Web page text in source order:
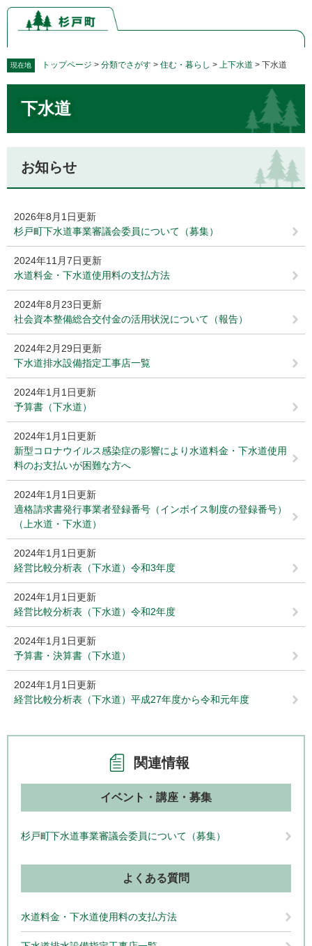
ペ
の
メ
ー
現在地 トップページ > 分類でさがす > 住む・暮らし > 上下水道 > 下水道
下水道
お知らせ
2026年8月1日更新
杉戸町下水道事業審議会委員について（募集）
2024年11月7日更新
水道料金・下水道使用料の支払方法
2024年8月23日更新
社会資本整備総合交付金の活用状況について（報告）
2024年2月29日更新
下水道排水設備指定工事店一覧
2024年1月1日更新
予算書（下水道）
2024年1月1日更新
新型コロナウイルス感染症の影響により水道料金・下水道使用
料のお支払いが困難な方へ
2024年1月1日更新
適格請求書発行事業者登録番号（インボイス制度の登録番号）
（上水道・下水道）
2024年1月1日更新
経営比較分析表（下水道）令和3年度
2024年1月1日更新
経営比較分析表（下水道）令和2年度
2024年1月1日更新
予算書・決算書（下水道）
2024年1月1日更新
経営比較分析表（下水道）平成27年度から令和元年度
関連情報
イベント・講座・募集
杉戸町下水道事業審議会委員について（募集）
よくある質問
水道料金・下水道使用料の支払方法